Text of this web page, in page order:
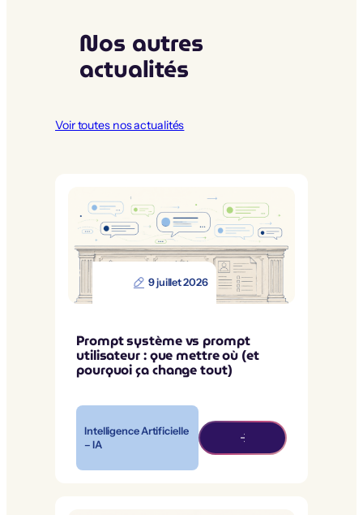
Nos autres
actualités
Voir toutes nos actualités
9 juillet 2026
Prompt système vs prompt
utilisateur : que mettre où (et
pourquoi ça change tout)
Intelligence Artificielle
– IA